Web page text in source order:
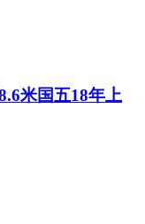
米国五18年上